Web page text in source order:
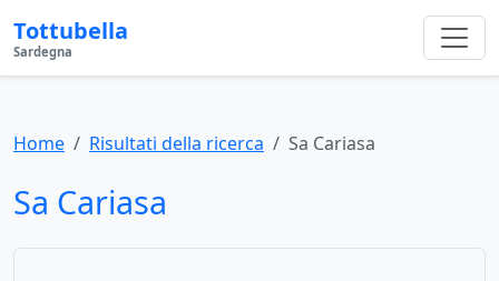
Tottubella
Sardegna
Home Risultati della ricerca Sa Cariasa
Sa Cariasa